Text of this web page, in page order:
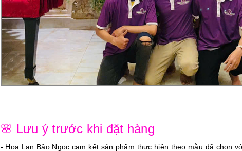
🌸 Lưu ý trước khi đặt hàng
- Hoa Lan Bảo Ngọc cam kết sản phẩm thực hiện theo mẫu đã chọn